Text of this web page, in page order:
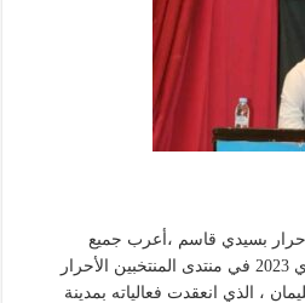
بسيدي قاسم ،أعرب جميع
المستطلعون يوم السبت 27 ماي 2023 في منتدى المنتخبين الأحرار
، الذي انعقدت فعالياته بمدينة